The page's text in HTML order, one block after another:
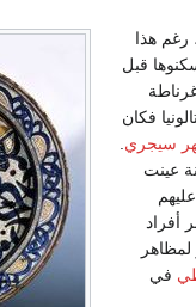
رغم هذا
قبل
فكان
سيجري.
عينت
أفراد
في